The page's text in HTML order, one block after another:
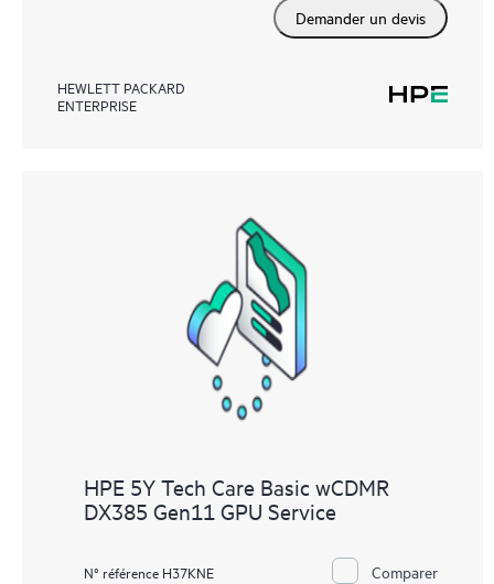
Demander un devis
HEWLETT PACKARD
ENTERPRISE
HPE 5Y Tech Care Basic wCDMR
DX385 Gen11 GPU Service
N° référence H37KNE Comparer